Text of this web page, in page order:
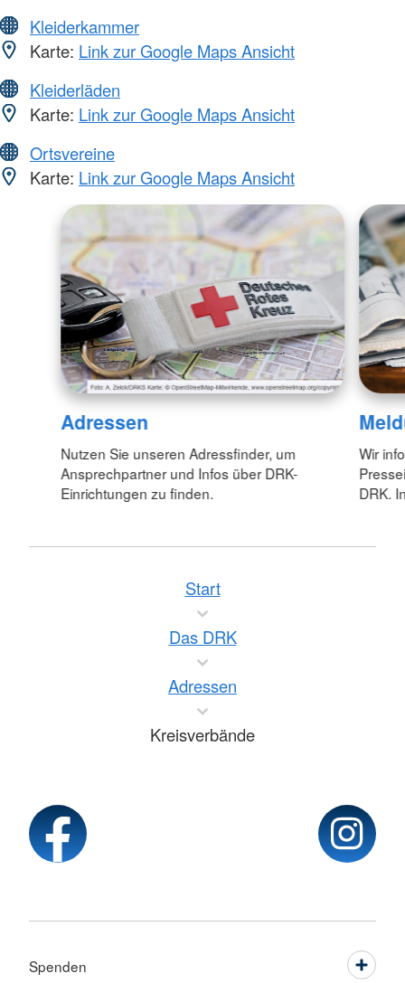
Kleiderkammer
Karte: Link zur Google Maps Ansicht
Kleiderläden
Karte: Link zur Google Maps Ansicht
Ortsvereine
Karte: Link zur Google Maps Ansicht
Adressen
Nutzen Sie unseren Adressfinder, um
Ansprechpartner und Infos über DRK-
Einrichtungen zu finden.
Wir
DRK.
Start
Das DRK
Adressen
Kreisverbände
Spenden